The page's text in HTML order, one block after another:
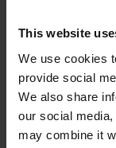
This website
We use cookies
provide social
We also share
our social
may combine it
strony są na
między